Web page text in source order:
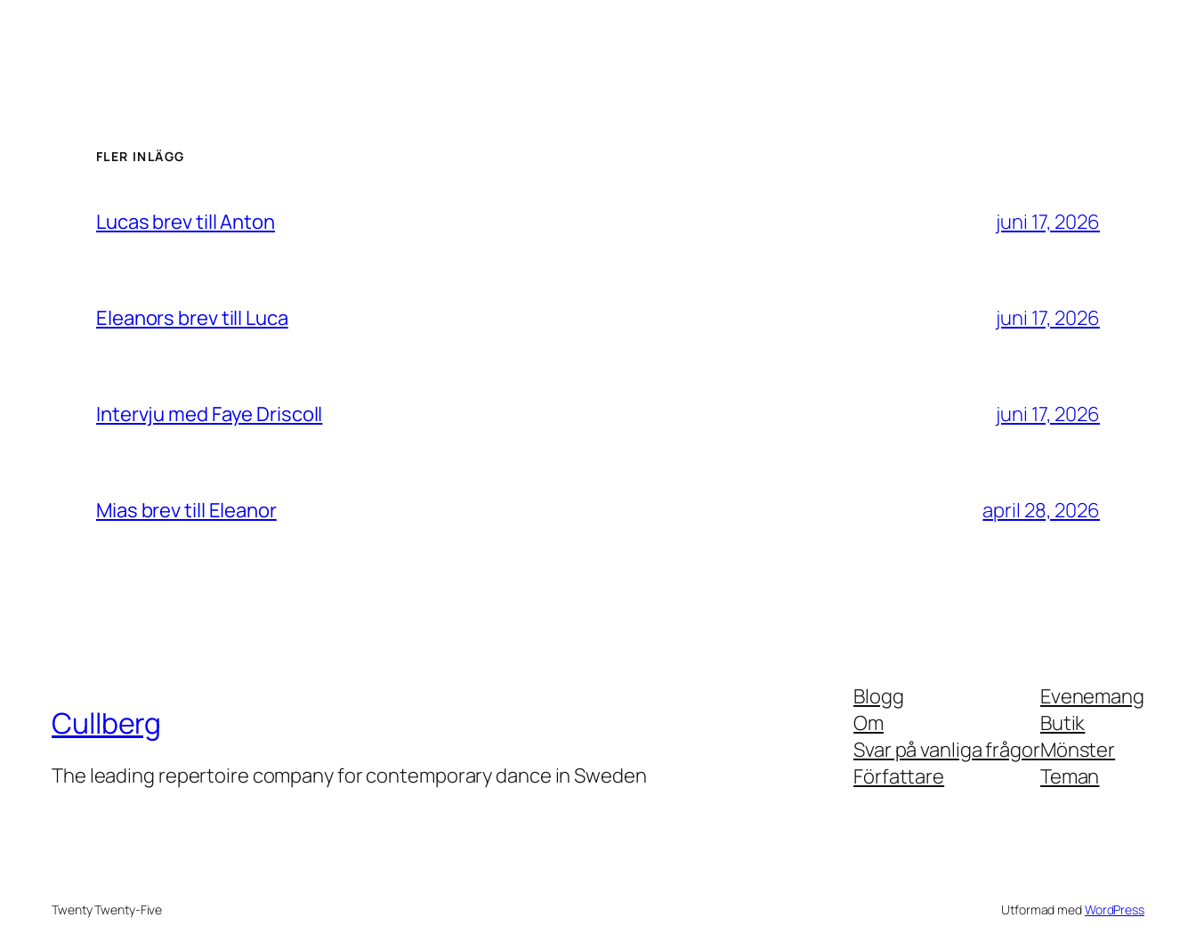
FLER INLÄGG
Lucas brev till Anton juni 17, 2026
Eleanors brev till Luca juni 17, 2026
Intervju med Faye Driscoll juni 17, 2026
Mias brev till Eleanor april 28, 2026
Cullberg
The leading repertoire company for contemporary dance in Sweden
Blogg
Om
Svar på vanliga frågor
Författare
Evenemang
Butik
Mönster
Teman
Twenty Twenty-Five Utformad medWordPress